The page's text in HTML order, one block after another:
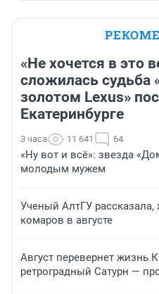
«Не хочется в это
сложилась судьба
золотом Lexus»
Екатеринбурге
3 часа 11 641 64
«Ну вот и всё»: звезда
молодым мужем
Ученый АлтГУ
комаров в августе
Август перевернет жизнь
ретроградный Сатурн —